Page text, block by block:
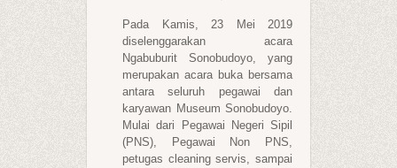
Pada Kamis, 23 Mei 2019
diselenggarakan acara
Ngabuburit Sonobudoyo, yang
merupakan acara buka bersama
antara seluruh pegawai dan
karyawan Museum Sonobudoyo.
Mulai dari Pegawai Negeri Sipil
(PNS), Pegawai Non PNS,
petugas cleaning servis, sampai